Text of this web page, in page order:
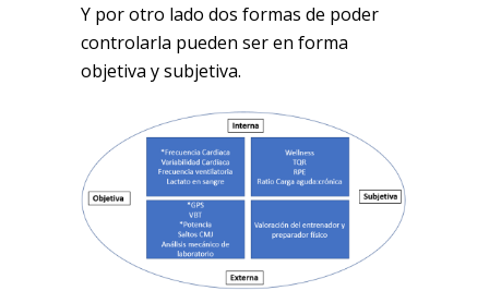
Y por otro lado dos formas de poder
controlarla pueden ser en forma
objetiva y subjetiva.